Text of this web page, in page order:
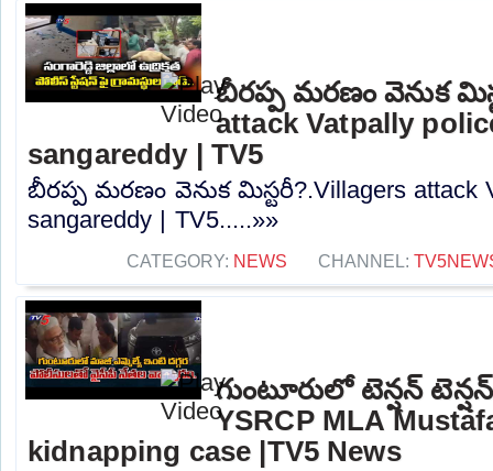
బీరప్ప మరణం వెనుక
attack Vatpally
sangareddy | TV5
బీరప్ప మరణం వెనుక మిస్టరీ?.Villagers attack
sangareddy | TV5.....»»
CATEGORY: NEWS CHANNEL:
గుంటూరులో టెన్షన్
YSRCP MLA
kidnapping case |TV5 News